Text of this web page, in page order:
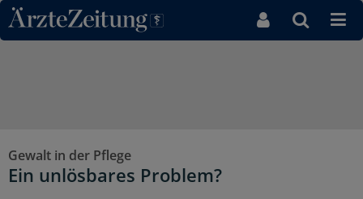
Direkt zum Inhaltsbereich
Gewalt in der Pflege
Ein unlösbares Problem?